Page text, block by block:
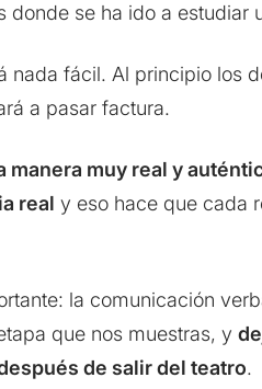
se ha ido a estudiar
nada fácil. Al principio los
a pasar factura.
manera muy real y
real y eso hace que cada
la comunicación
que nos muestras, y
de salir del teatro.